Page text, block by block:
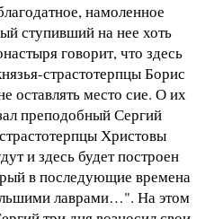
намоленное
ступивший на нее хоть
говорит, что здесь
страстотерпцы Борис
оставлять место сие. О их
преподобный Сергий
Христовы
и здесь будет построен
в последующие времена
лаврами…". На этом